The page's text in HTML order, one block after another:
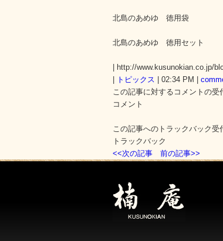
北島のあめゆ 徳用
北島のあめゆ 徳用セッ
| http://www.kusunokian.co.jp/
トピックス | 02:34 PM |
この記事に対するコメントの受
コメント
この記事へのトラックバック受
トラックバック
<<次の記事
前の記事>>